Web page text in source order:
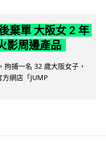
棄單 大阪女 2 年
影周邊產品
拘捕一名 32 歲大阪女子，
網店「JUMP